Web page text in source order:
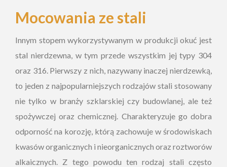
Mocowania ze stali
Innym stopem wykorzystywanym w produkcji okuć jest
stal nierdzewna, w tym przede wszystkim jej typy 304
oraz 316. Pierwszy z nich, nazywany inaczej nierdzewką,
to jeden z najpopularniejszych rodzajów stali stosowany
nie tylko w branży szklarskiej czy budowlanej, ale też
spożywczej oraz chemicznej. Charakteryzuje go dobra
odporność na korozję, którą zachowuje w środowiskach
kwasów organicznych i nieorganicznych oraz roztworów
alkaicznych. Z tego powodu ten rodzaj stali często